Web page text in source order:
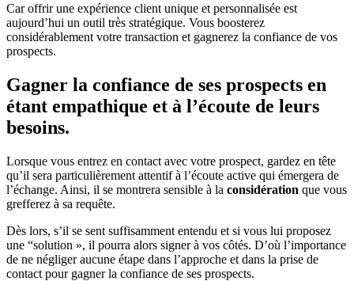
Car offrir une expérience client unique et personnalisée est
aujourd’hui un outil très stratégique. Vous boosterez
considérablement votre transaction et gagnerez la confiance de vos
prospects.
Gagner la confiance de ses prospects en
étant empathique et à l’écoute de leurs
besoins.
Lorsque vous entrez en contact avec votre prospect, gardez en tête
qu’il sera particulièrement attentif à l’écoute active qui émergera de
l’échange. Ainsi, il se montrera sensible à la considération que vous
grefferez à sa requête.
Dès lors, s’il se sent suffisamment entendu et si vous lui proposez
une “solution », il pourra alors signer à vos côtés. D’où l’importance
de ne négliger aucune étape dans l’approche et dans la prise de
contact pour gagner la confiance de ses prospects.